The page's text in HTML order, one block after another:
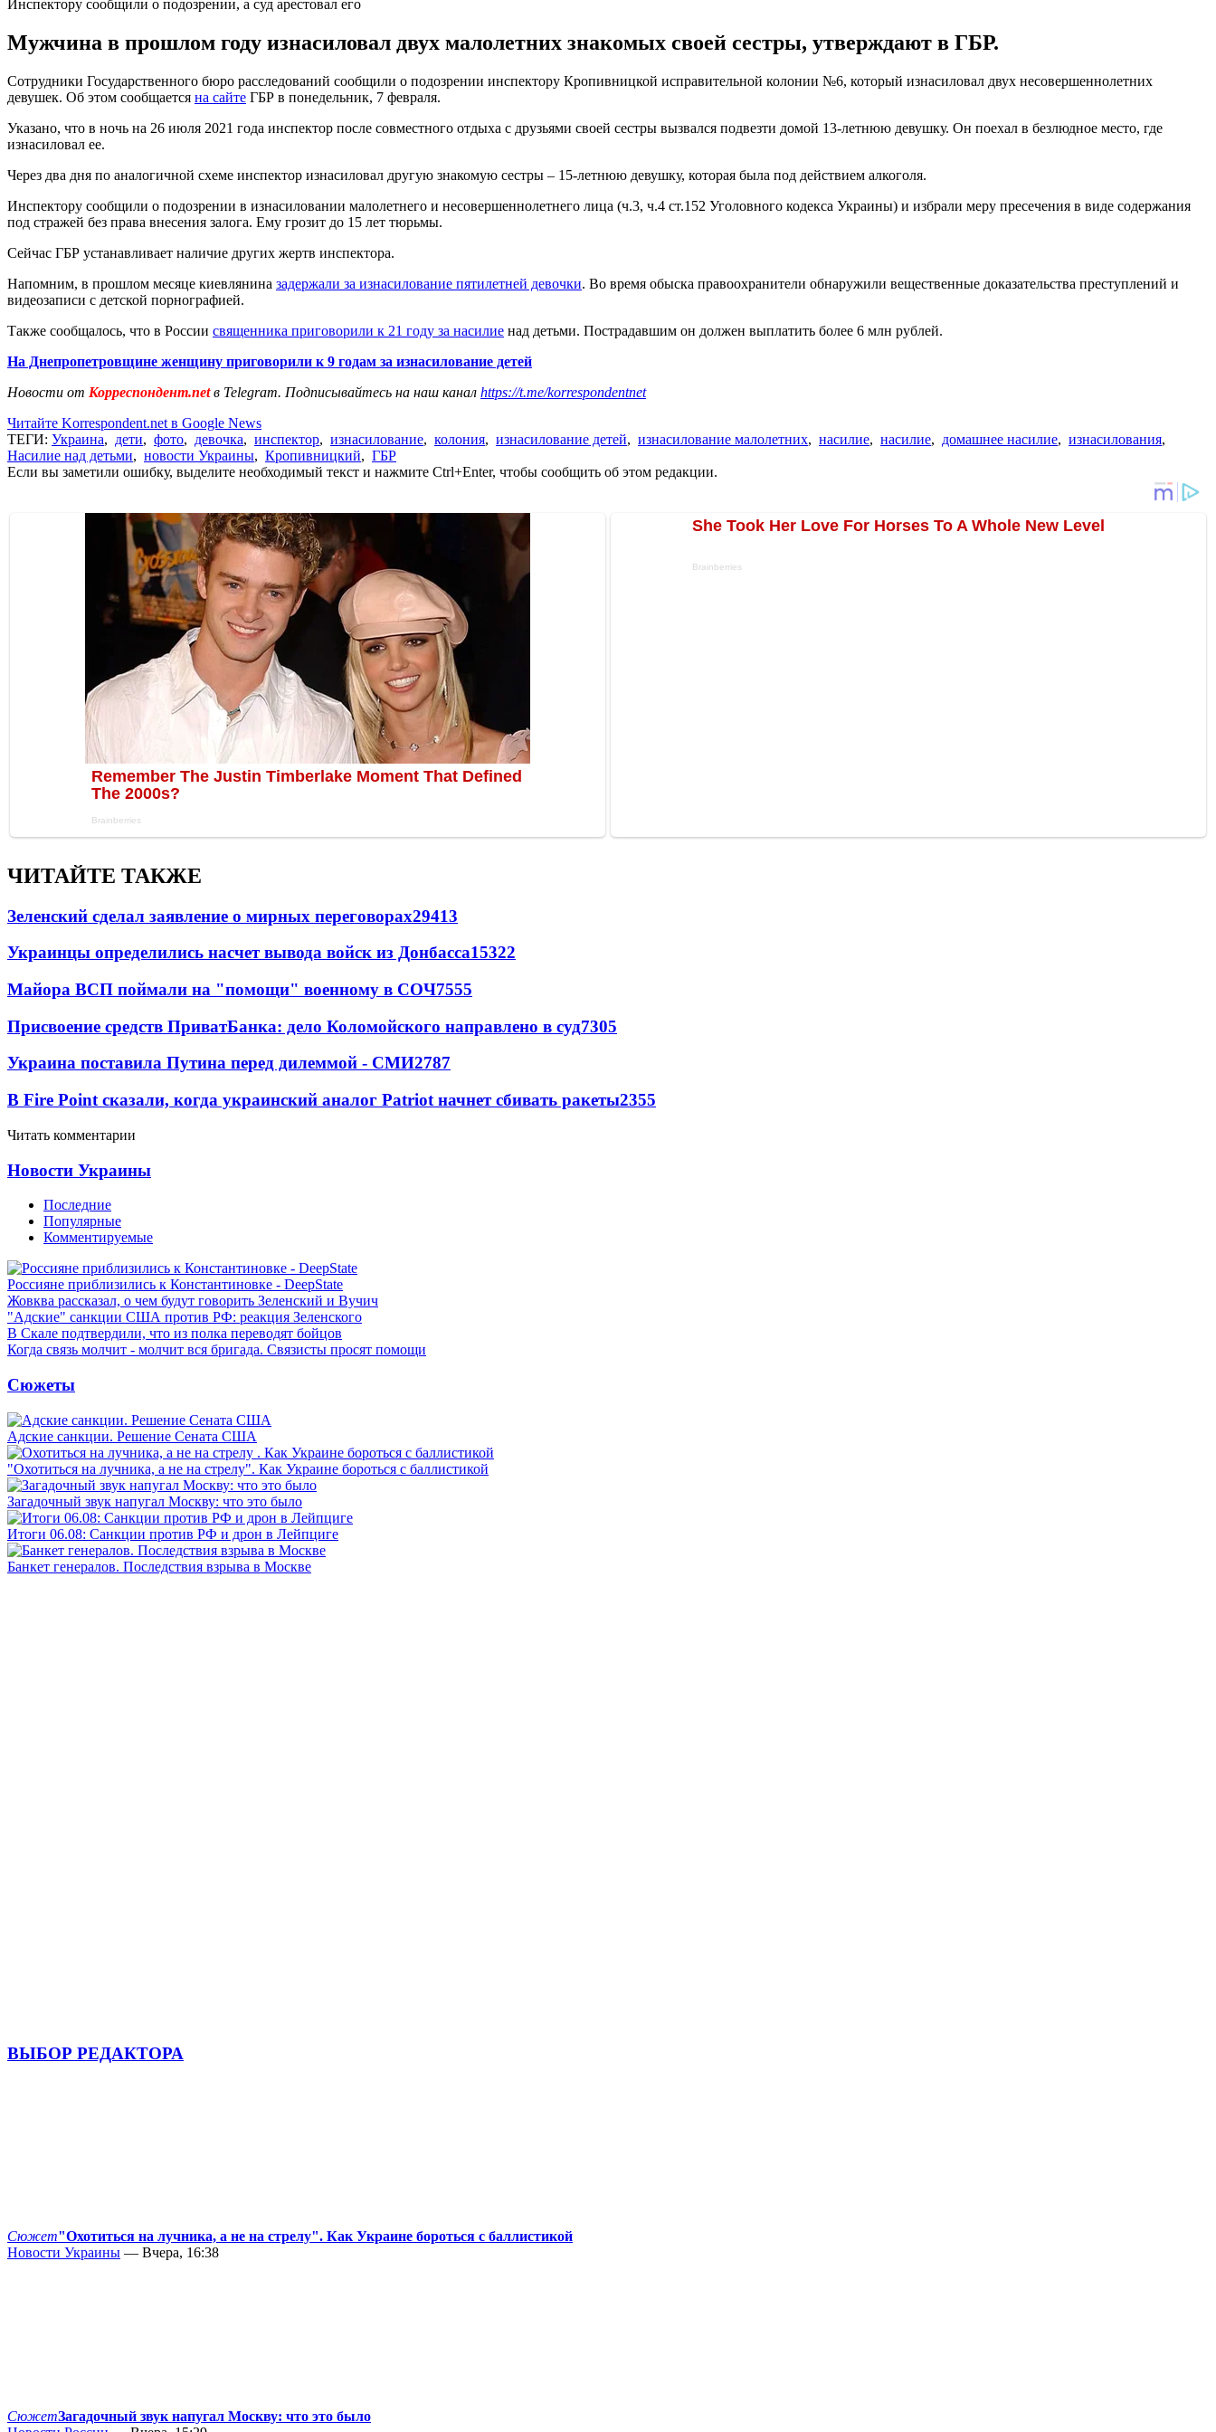
Инспектору сообщили о подозрении, а суд арестовал его
Мужчина в прошлом году изнасиловал двух малолетних знакомых своей сестры, утверждают в ГБР.
Сотрудники Государственного бюро расследований сообщили о подозрении инспектору Кропивницкой исправительной колонии №6, который изнасиловал двух несовершеннолетних
девушек. Об этом сообщается на сайте ГБР в понедельник, 7 февраля.
Указано, что в ночь на 26 июля 2021 года инспектор после совместного отдыха с друзьями своей сестры вызвался подвезти домой 13-летнюю девушку. Он поехал в безлюдное место, где
изнасиловал ее.
Через два дня по аналогичной схеме инспектор изнасиловал другую знакомую сестры – 15-летнюю девушку, которая была под действием алкоголя.
Инспектору сообщили о подозрении в изнасиловании малолетнего и несовершеннолетнего лица (ч.3, ч.4 ст.152 Уголовного кодекса Украины) и избрали меру пресечения в виде содержания
под стражей без права внесения залога. Ему грозит до 15 лет тюрьмы.
Сейчас ГБР устанавливает наличие других жертв инспектора.
Напомним, в прошлом месяце киевлянина задержали за изнасилование пятилетней девочки. Во время обыска правоохранители обнаружили вещественные доказательства преступлений и
видеозаписи с детской порнографией.
Также сообщалось, что в России священника приговорили к 21 году за насилие над детьми. Пострадавшим он должен выплатить более 6 млн рублей.
На Днепропетровщине женщину приговорили к 9 годам за изнасилование детей
Новости от Корреспондент.netв Telegram. Подписывайтесь на наш канал https://t.me/korrespondentnet
Читайте Korrespondent.net в Google News
ТЕГИ: Украина, дети, фото, девочка, инспектор, изнасилование, колония, изнасилование детей, изнасилование малолетних, насилие, насилие, домашнее насилие, изнасилования,
Насилие над детьми, новости Украины, Кропивницкий, ГБР
Если вы заметили ошибку, выделите необходимый текст и нажмите Ctrl+Enter, чтобы сообщить об этом редакции.
ЧИТАЙТЕ ТАКЖЕ
Зеленский сделал заявление о мирных переговорах29413
Украинцы определились насчет вывода войск из Донбасса15322
Майора ВСП поймали на "помощи" военному в СОЧ7555
Присвоение средств ПриватБанка: дело Коломойского направлено в суд7305
Украина поставила Путина перед дилеммой - СМИ2787
В Fire Point сказали, когда украинский аналог Patriot начнет сбивать ракеты2355
Читать комментарии
Новости Украины
Последние
Популярные
Комментируемые
Россияне приблизились к Константиновке - DeepState
Жовква рассказал, о чем будут говорить Зеленский и Вучич
"Адские" санкции США против РФ: реакция Зеленского
В Скале подтвердили, что из полка переводят бойцов
Когда связь молчит - молчит вся бригада. Связисты просят помощи
Сюжеты
Адские санкции. Решение Сената США
"Охотиться на лучника, а не на стрелу". Как Украине бороться с баллистикой
Загадочный звук напугал Москву: что это было
Итоги 06.08: Санкции против РФ и дрон в Лейпциге
Банкет генералов. Последствия взрыва в Москве
ВЫБОР РЕДАКТОРА
Сюжет"Охотиться на лучника, а не на стрелу". Как Украине бороться с баллистикой
Новости Украины — Вчера, 16:38
СюжетЗагадочный звук напугал Москву: что это было